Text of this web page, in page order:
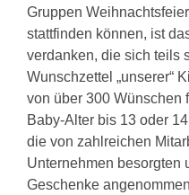
Gruppen
stattfinden können, ist
verdanken, die sich teils
Wunschzettel „unserer“
von über 300 Wünschen
Baby-Alter bis 13 oder
die von zahlreichen
Unternehmen besorgten
Geschenke